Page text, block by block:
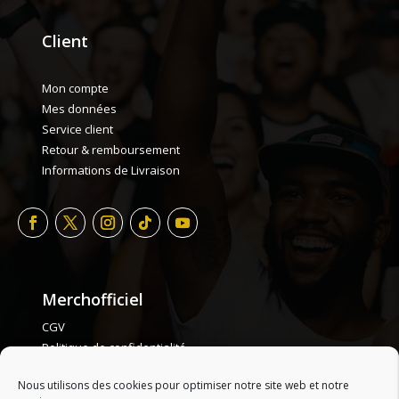
Nous utilisons des cookies pour optimiser notre site web et notre
Client
Mon compte
Mes données
Service client
Retour & remboursement
Informations de Livraison
Merchofficiel
CGV
Politique de confidentialité
Plan de site